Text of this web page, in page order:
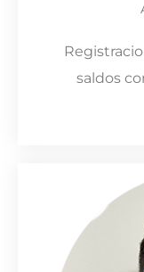
saldos